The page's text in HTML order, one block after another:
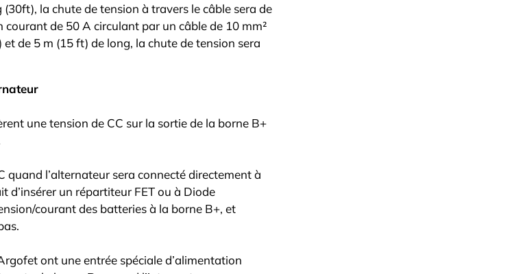
la chute de tension à travers le câble sera de
courant de 50 A circulant par un câble de 10 mm²
de 5 m (15 ft) de long, la chute de tension sera
une tension de CC sur la sortie de la borne B+
quand l’alternateur sera connecté directement à
d’insérer un répartiteur FET ou à Diode
courant des batteries à la borne B+, et
ont une entrée spéciale d’alimentation